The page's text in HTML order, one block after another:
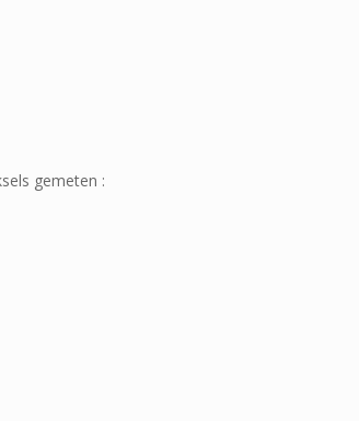
gemeten :